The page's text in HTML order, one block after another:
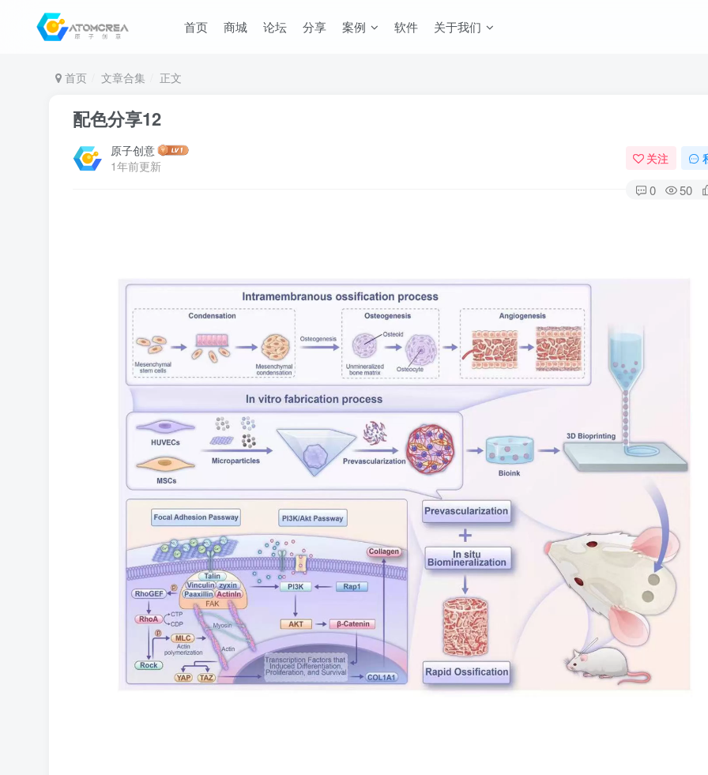
首页 商城 论坛 分享 案例 软件 关于我们
首页 文章合集 正文
配色分享12
原子创意
1年前更新
关注
0 50